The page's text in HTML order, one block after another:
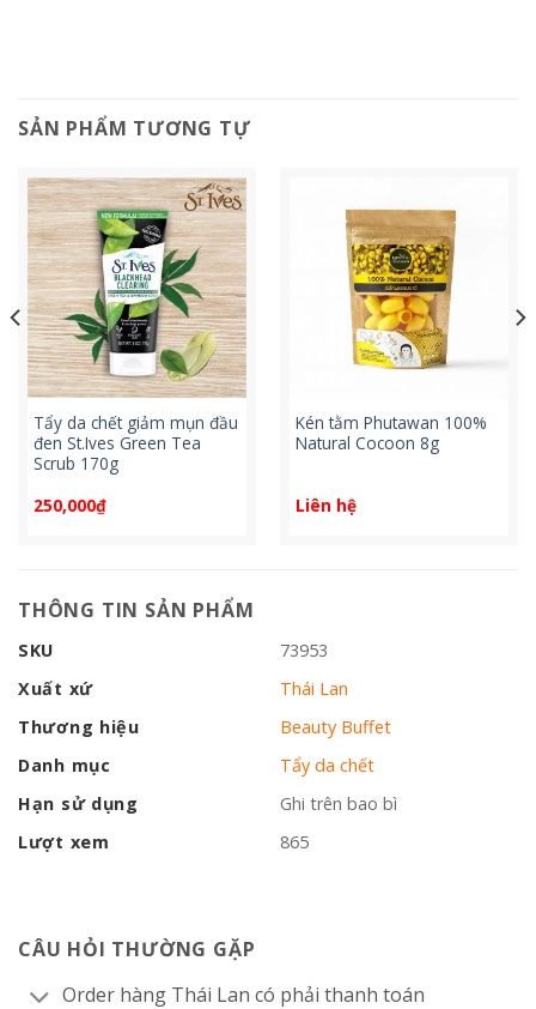
SẢN PHẨM TƯƠNG TỰ
Tẩy da chết giảm mụn đầu
đen St.Ives Green Tea
Scrub 170g
250,000₫
Kén tằm Phutawan 100%
Natural Cocoon 8g
Liên hệ
THÔNG TIN SẢN PHẨM
SKU
73953
Xuất xứ
Thái Lan
Thương hiệu
Beauty Buffet
Danh mục
Tẩy da chết
Hạn sử dụng
Ghi trên bao bì
Lượt xem
865
CÂU HỎI THƯỜNG GẶP
Order hàng Thái Lan có phải thanh toán